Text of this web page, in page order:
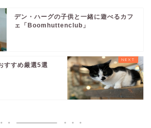
デン・ハーグの子供と一緒に遊べるカフ
ェ「Boomhuttenclub」
すすめ厳選5選